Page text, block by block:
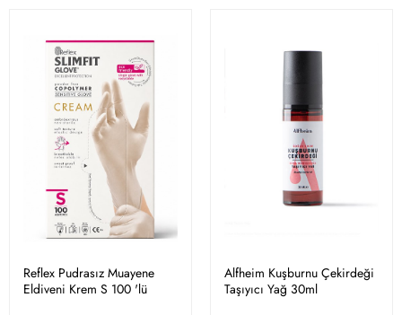
Reflex Pudrasız Muayene
Eldiveni Krem S 100 'lü
Alfheim Kuşburnu Çekirdeği
Taşıyıcı Yağ 30ml